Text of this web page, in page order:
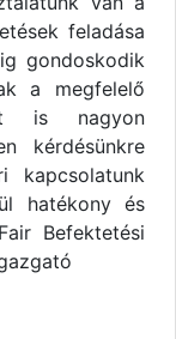
feladása
gondoskodik
a megfelelő
is nagyon
kérdésünkre
kapcsolatunk
hatékony és
Befektetési